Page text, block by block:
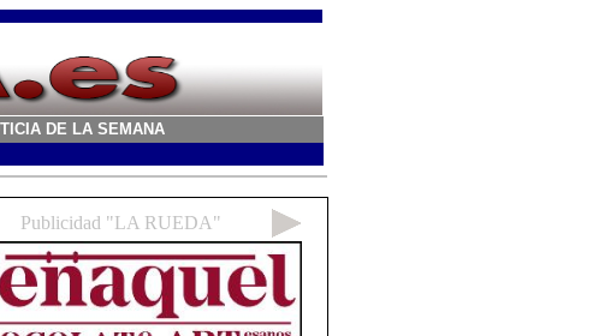
DE LA SEMANA